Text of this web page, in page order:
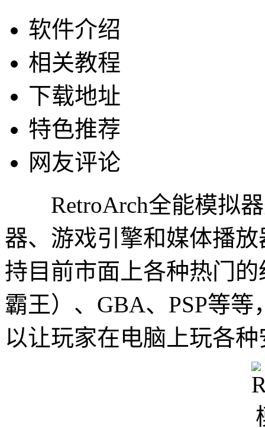
软件介绍
相关教程
下载地址
特色推荐
网友评论
RetroArch全能模拟器
器、游戏引擎和媒体播
持目前市面上各种热门
霸王）、GBA、PSP等
以让玩家在电脑上玩各